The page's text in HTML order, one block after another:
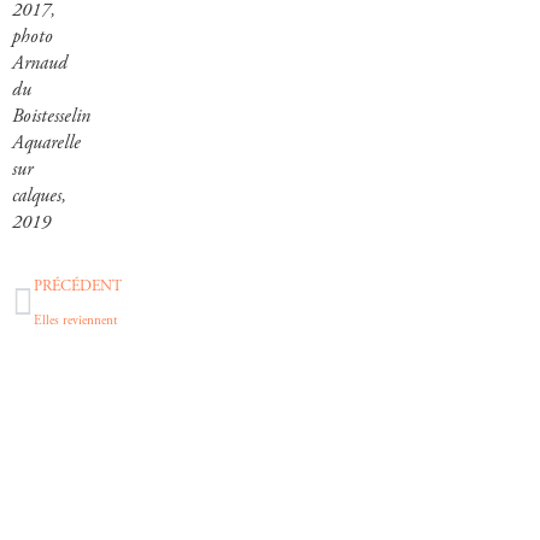
2017,
photo
Arnaud
du
Boistesselin
Aquarelle
sur
calques,
2019
PRÉCÉDENT
Elles reviennent